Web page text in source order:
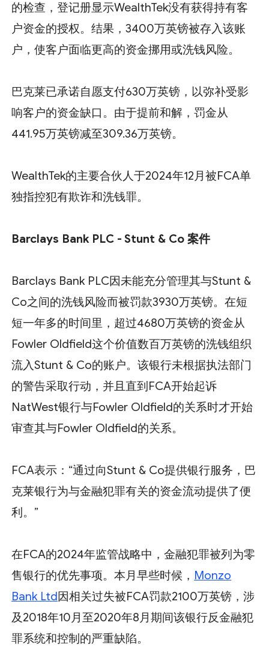
的检查，登记册显示WealthTek没有获得持有客
户资金的授权。结果，3400万英镑被存入该账
户，使客户面临更高的资金挪用或洗钱风险。
巴克莱已承诺自愿支付630万英镑，以弥补受影
响客户的资金缺口。由于提前和解，罚金从
441.95万英镑减至309.36万英镑。
WealthTek的主要合伙人于2024年12月被FCA单
独指控犯有欺诈和洗钱罪。
Barclays Bank PLC - Stunt & Co 案件
Barclays Bank PLC因未能充分管理其与Stunt &
Co之间的洗钱风险而被罚款3930万英镑。在短
短一年多的时间里，超过4680万英镑的资金从
Fowler Oldfield这个价值数百万英镑的洗钱组织
流入Stunt & Co的账户。该银行未根据执法部门
的警告采取行动，并且直到FCA开始起诉
NatWest银行与Fowler Oldfield的关系时才开始
审查其与Fowler Oldfield的关系。
FCA表示：“通过向Stunt & Co提供银行服务，巴
克莱银行为与金融犯罪有关的资金流动提供了便
利。”
在FCA的2024年监管战略中，金融犯罪被列为零
售银行的优先事项。本月早些时候， Monzo
Bank Ltd因相关过失被FCA罚款2100万英镑，涉
及2018年10月至2020年8月期间该银行反金融犯
罪系统和控制的严重缺陷。